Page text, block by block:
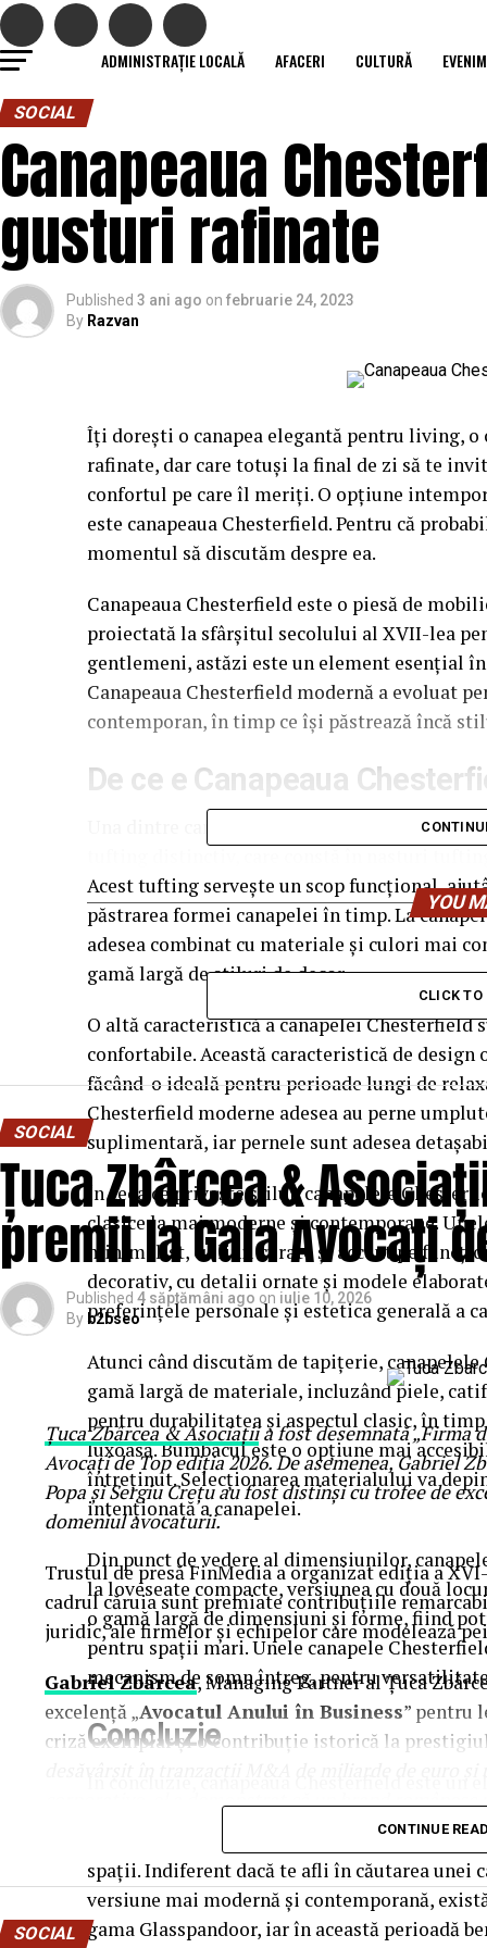
ADMINISTRAȚIE LOCALĂ AFACERI CULTURĂ
SOCIAL
Canapeaua
gusturi rafinate
Published 3 ani ago on februarie 24, 2023
By Razvan
Îți dorești o canapea elegantă pentru living, o
rafinate, dar care totuși la final de zi să te
confortul pe care îl meriți. O opțiune
este canapeaua Chesterfield. Pentru că
momentul să discutăm despre ea.
Canapeaua Chesterfield este o piesă de
proiectată la sfârșitul secolului al XVII-lea
gentlemeni, astăzi este un element esențial
Canapeaua Chesterfield modernă a evoluat
contemporan, în timp ce își păstrează încă
De ce e Canapeaua
Una dintre caracteristicile definitorii ale unei
Acest tufting servește un scop funcțional,
păstrarea formei canapelei în timp. La
adesea combinat cu materiale și culori mai
gamă largă de stiluri de decor.
O altă caracteristică a canapelei Chesterfield
confortabile. Această caracteristică de
făcând-o ideală pentru perioade lungi de
Chesterfield moderne adesea au perne
suplimentară, iar pernele sunt adesea
În ceea ce privește stilul, canapelele
clasice la mai moderne și contemporane.
minimalist, cu linii curate și accent pe
decorativ, cu detalii ornate și modele
preferințele personale și estetica generală a
Atunci când discutăm de tapițerie,
gamă largă de materiale, incluzând piele,
pentru durabilitatea și aspectul clasic, în
luxoasă. Bumbacul este o opțiune mai
întreținut. Selecționarea materialului va
intenționată a canapelei.
Din punct de vedere al dimensiunilor,
la loveseate compacte, versiunea cu două
o gamă largă de dimensiuni și forme, fiind
pentru spații mari. Unele canapele
mecanism de somn întreg, pentru
Concluzie
oferă confort, stil și durabilitate. Cu
gamă de materiale și dimensiuni, este
spații. Indiferent dacă te afli în căutarea unei
versiune mai modernă și contemporană,
gama Glasspandoor, iar în această perioadă
YOU
CLICK
SOCIAL
Țuca Zbârcea &
premii la Gala Avocați
Published 4 săptămâni ago on iulie 10, 2026
By b2bseo
Țuca Zbârcea & Asociațiia fost desemnată „Firma
Avocați de Top ediția 2026. De asemenea, Gabriel
Popa și Sergiu Crețu au fost distinși cu trofee de
domeniul avocaturii.
Trustul de presă FinMedia a organizat ediția a
cadrul căruia sunt premiate contribuțiile
juridic, ale firmelor și echipelor care modelează
Gabriel Zbârcea, Managing Partner al Țuca
excelență „Avocatul Anului în Business” pentru
criză exemplar și o contribuție istorică la
corporative, el a demonstrat că un brand
european. Nominalizarea sa a fost susținută și de
generație de parteneri și asociați, menținând
competitivitate din țară.”, au subliniat editorii
CONTINUE
SOCIAL